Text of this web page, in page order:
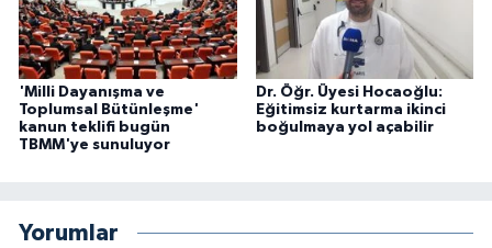
'Milli Dayanışma ve
Toplumsal Bütünleşme'
kanun teklifi bugün
TBMM'ye sunuluyor
Dr. Öğr. Üyesi Hocaoğlu:
Eğitimsiz kurtarma ikinci
boğulmaya yol açabilir
Yorumlar